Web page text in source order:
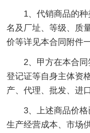
1、代销商品的种
名及厂址、等级、质
价等详见本合同附件
2、甲方在本合同
登记证等自身主体资
产、代理、批发、进
3、上述商品价格
生产经营成本、市场